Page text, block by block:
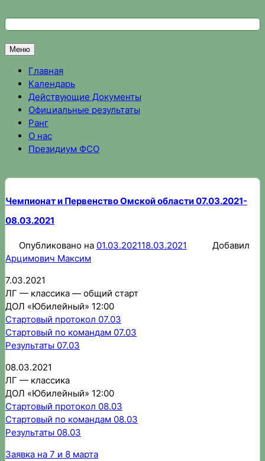
кФедерация спортивного ориентирования Омской области
Спортивное ориентирование в Омске, результаты
Меню
Главная
Календарь
Действующие Документы
Официальные результаты
Ранг
О нас
Президиум ФСО
Чемпионат и Первенство Омской области 07.03.2021-
08.03.2021
Опубликовано на 01.03.202118.03.2021
Добавил
Арцимович Максим
7.03.2021
ЛГ — классика — общий старт
ДОЛ «Юбилейный» 12:00
Стартовый протокол 07.03
Стартовый по командам 07.03
Результаты 07.03
08.03.2021
ЛГ — классика
ДОЛ «Юбилейный» 12:00
Стартовый протокол 08.03
Стартовый по командам 08.03
Результаты 08.03
Заявка на 7 и 8 марта